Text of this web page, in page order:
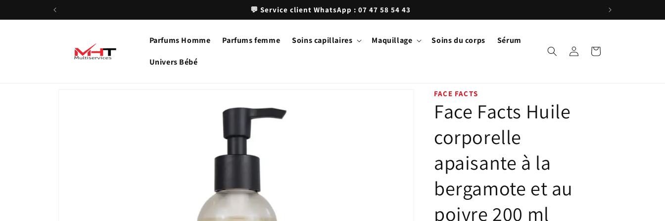
au
💬 Service client WhatsApp : 07 47 58 54 43
Parfums Homme Parfums femme Soins capillaires Maquillage Soins du corps Sérum
Univers Bébé
Connexion Panier
FACE FACTS
Face Facts Huile
corporelle
apaisante à la
bergamote et au
poivre 200 ml